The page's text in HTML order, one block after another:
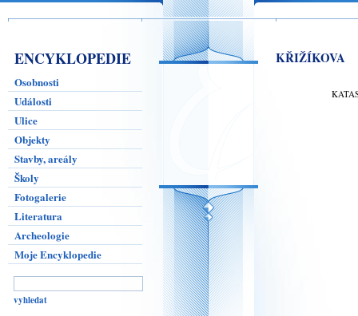
ENCYKLOPEDIE
Osobnosti
Události
Ulice
Objekty
Stavby, areály
Školy
Fotogalerie
Literatura
Archeologie
Moje Encyklopedie
KŘIŽÍKOVA